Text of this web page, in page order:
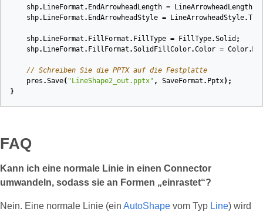
shp. LineFormat . EndArrowheadLength = LineArrowheadLength
shp. LineFormat . EndArrowheadStyle = LineArrowheadStyle.
shp. LineFormat . FillFormat . FillType = FillType.Solid ;
shp. LineFormat . FillFormat .SolidFillColor.Color = Color.
// Schreiben Sie die PPTX auf die Festplatte
pres .Save( "LineShape2_out.pptx" , SaveFormat . Pptx);
}
FAQ
Kann ich eine normale Linie in einen Connector
umwandeln, sodass sie an Formen „einrastet“?
Nein. Eine normale Linie (ein AutoShape vom Typ Line) wird